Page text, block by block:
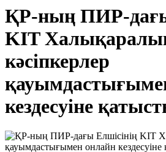
ҚР-ның ПИР-дағы
KIT
кәсіпкерлер
кездесуіне